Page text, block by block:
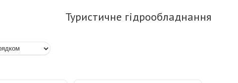
Туристичне гідрообладнання